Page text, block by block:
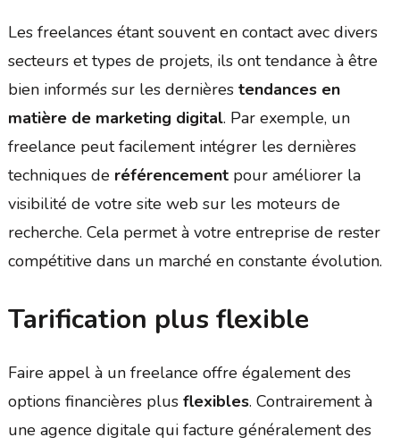
Les freelances étant souvent en contact avec divers
secteurs et types de projets, ils ont tendance à être
bien informés sur les dernières tendances en
matière de marketing digital. Par exemple, un
freelance peut facilement intégrer les dernières
techniques de référencementpour améliorer la
visibilité de votre site web sur les moteurs de
recherche. Cela permet à votre entreprise de rester
compétitive dans un marché en constante évolution.
Tarification plus flexible
Faire appel à un freelance offre également des
options financières plus flexibles. Contrairement à
une agence digitale qui facture généralement des